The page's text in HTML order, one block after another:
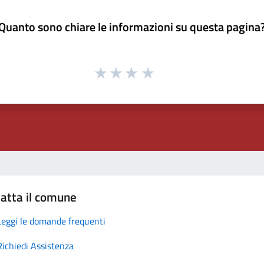
sono chiare le informazioni su questa
il comune
le domande frequenti
Assistenza